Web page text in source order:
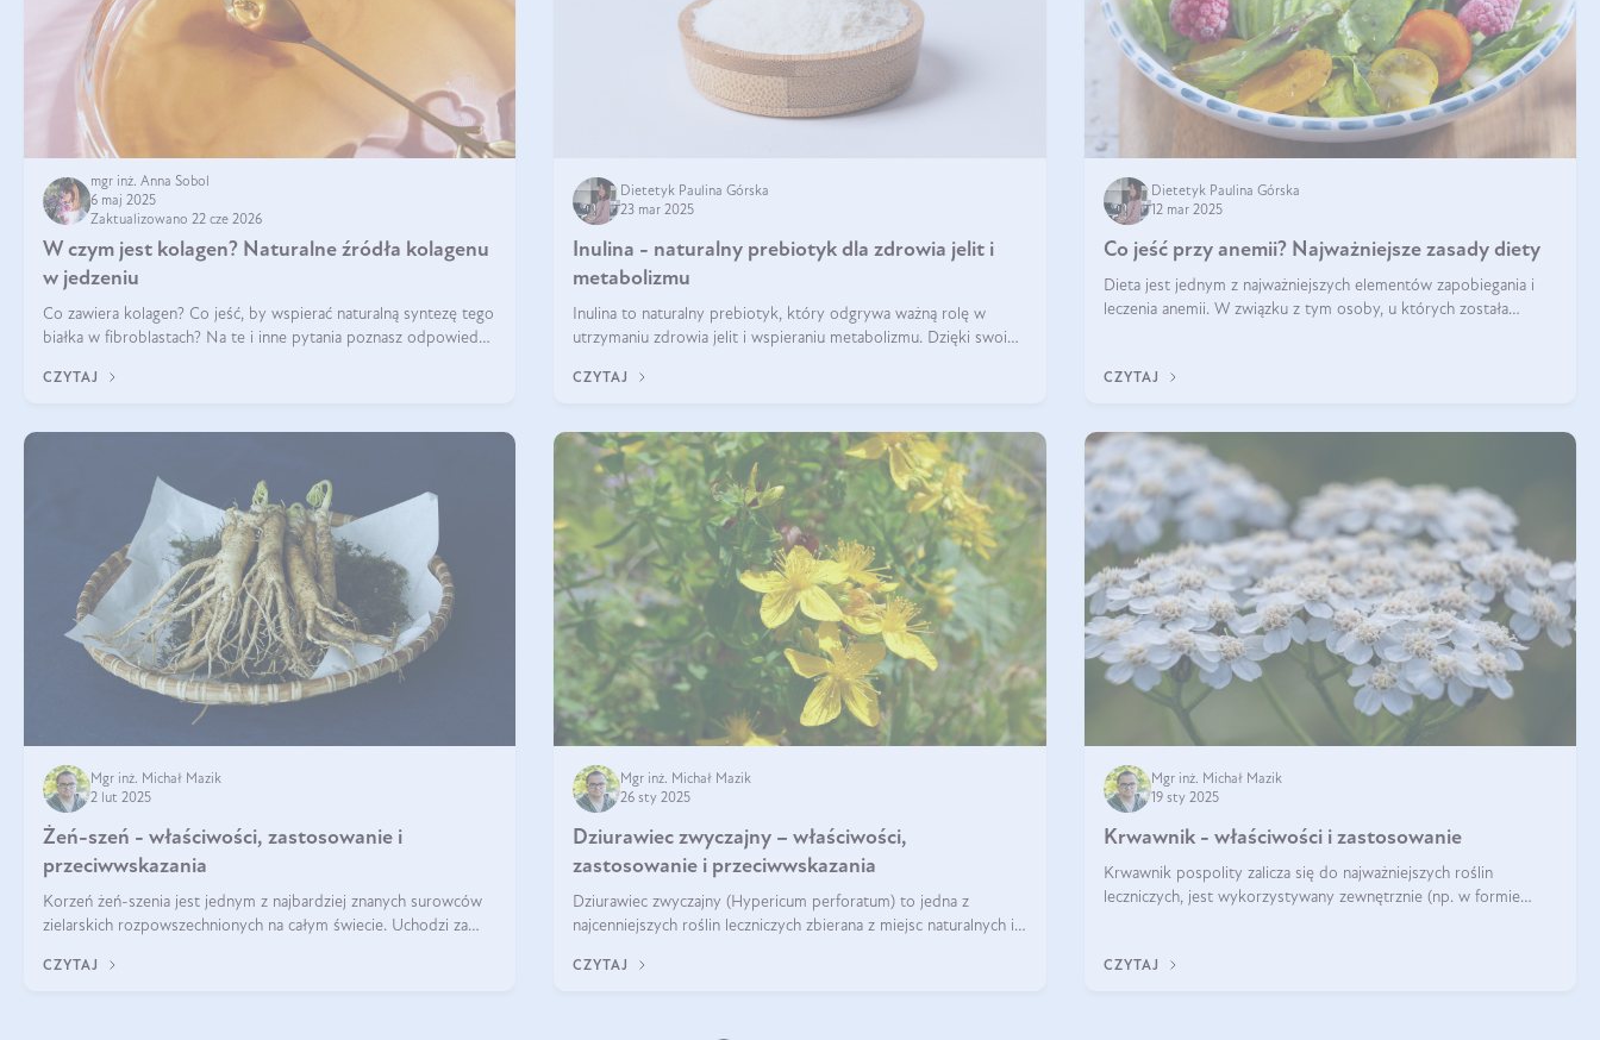
mgr inż. Anna Sobol
6 maj 2025
Zaktualizowano 22 cze 2026
W czym jest kolagen? Naturalne źródła kolagenu
w jedzeniu
Co zawiera kolagen? Co jeść, by wspierać naturalną syntezę tego
białka w fibroblastach? Na te i inne pytania poznasz odpowiedź
CZYTAJ
Dietetyk Paulina Górska
23 mar 2025
Inulina - naturalny prebiotyk dla zdrowia jelit i
metabolizmu
Inulina to naturalny prebiotyk, który odgrywa ważną rolę w
utrzymaniu zdrowia jelit i wspieraniu metabolizmu. Dzięki swoim
jelitowych, co ma pozy
CZYTAJ
Dietetyk Paulina Górska
12 mar 2025
Co jeść przy anemii? Najważniejsze zasady diety
Dieta jest jednym z najważniejszych elementów zapobiegania i
leczenia anemii. W związku z tym osoby, u których została
CZYTAJ
Mgr inż. Michał Mazik
2 lut 2025
Żeń-szeń - właściwości, zastosowanie i
przeciwwskazania
Korzeń żeń-szenia jest jednym z najbardziej znanych surowców
zielarskich rozpowszechnionych na całym świecie. Uchodzi za
poprawy koncentracji
CZYTAJ
Mgr inż. Michał Mazik
26 sty 2025
Dziurawiec zwyczajny – właściwości,
zastosowanie i przeciwwskazania
Dziurawiec zwyczajny (Hypericum perforatum) to jedna z
najcenniejszych roślin leczniczych zbierana z miejsc naturalnych i
tysięcy lat. Była zal
CZYTAJ
Mgr inż. Michał Mazik
19 sty 2025
Krwawnik - właściwości i zastosowanie
Krwawnik pospolity zalicza się do najważniejszych roślin
leczniczych, jest wykorzystywany zewnętrznie (np. w formie
CZYTAJ